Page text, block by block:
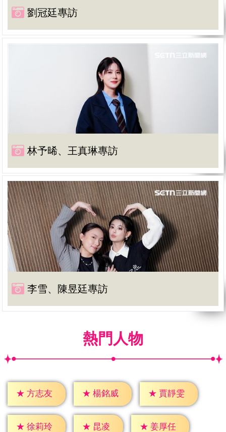
劉冠廷專訪
林予晞、王真琳專訪
李雪、陳昱廷專訪
熱門人物
★ 方志友 ★ 楊銘威 ★ 賈靜雯
★ 徐莉玲 ★ 昆凌 ★ 姜厚任